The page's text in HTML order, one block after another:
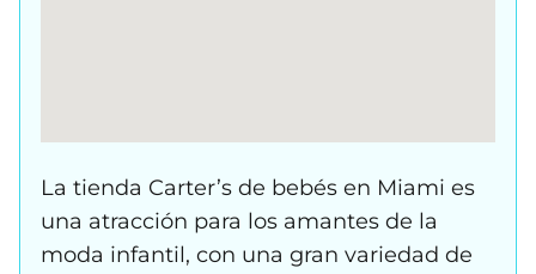
La tienda Carter’s de bebés en Miami es
una atracción para los amantes de la
moda infantil, con una gran variedad de